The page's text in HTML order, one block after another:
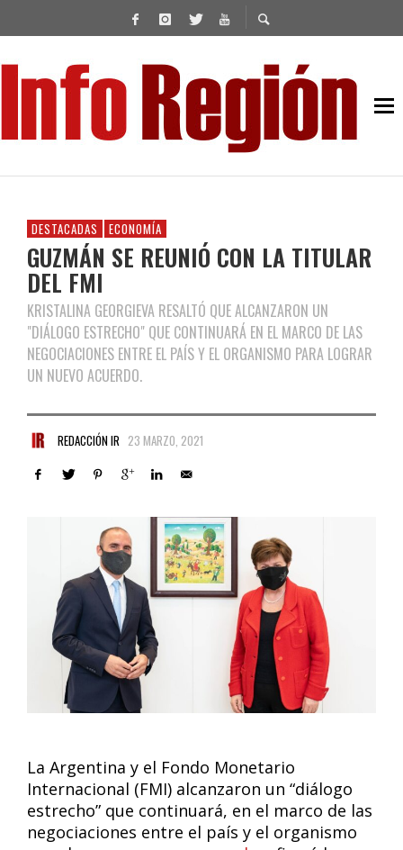
DESTACADAS ECONOMÍA
GUZMÁN SE REUNIÓ CON LA TITULAR
DEL FMI
KRISTALINA GEORGIEVA RESALTÓ QUE ALCANZARON UN
"DIÁLOGO ESTRECHO" QUE CONTINUARÁ EN EL MARCO DE LAS
NEGOCIACIONES ENTRE EL PAÍS Y EL ORGANISMO PARA LOGRAR
UN NUEVO ACUERDO.
REDACCIÓN IR 23 MARZO, 2021
La Argentina y el Fondo Monetario
Internacional (FMI) alcanzaron un “diálogo
estrecho” que continuará, en el marco de las
negociaciones entre el país y el organismo